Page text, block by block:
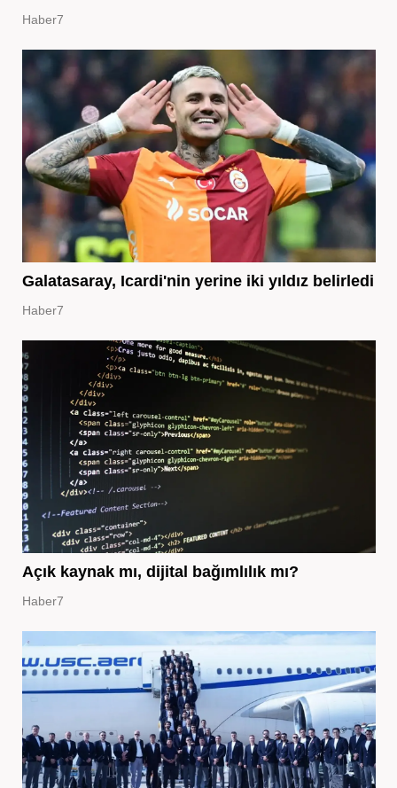
Haber7
Galatasaray, Icardi'nin yerine iki yıldız belirledi
Haber7
Açık kaynak mı, dijital bağımlılık mı?
Haber7